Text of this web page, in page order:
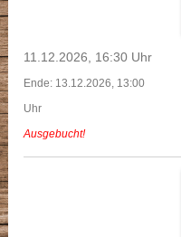
11.12.2026, 16:30 Uhr
Ende: 13.12.2026, 13:00
Uhr
Ausgebucht!